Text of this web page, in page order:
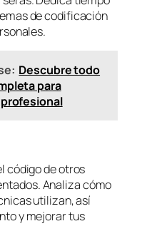
de codificación
Descubre todo
para
código de otros
Analiza cómo
utilizan, así
y mejorar tus